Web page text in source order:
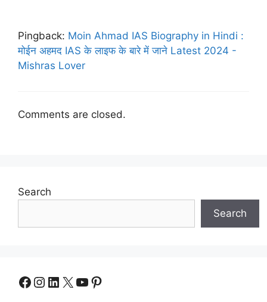
Pingback: Moin Ahmad IAS Biography in Hindi :
मोईन अहमद IAS के लाइफ के बारे में जाने Latest 2024 -
Mishras Lover
Comments are closed.
Search
Search
Facebook
Instagram
LinkedIn
X YouTube
Pinterest